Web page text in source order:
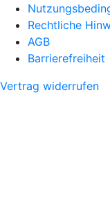
Rechtliche
AGB
Barrierefreiheit
Vertrag widerrufen